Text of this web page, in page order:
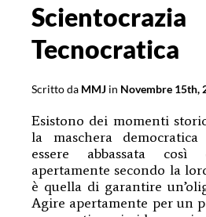
Scientocrazia
Tecnocratica
Scritto da MMJ in Novembre 15th,
Esistono dei momenti
la maschera
essere abbassata
apertamente secondo la
è quella di garantire
Agire apertamente per un